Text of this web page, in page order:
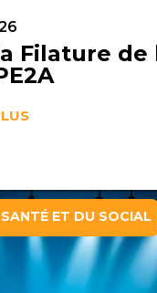
Filature de
ET DU SOCIAL